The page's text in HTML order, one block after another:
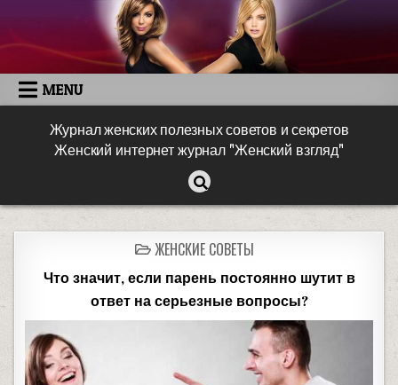
MENU
Журнал женских полезных советов и секретов
Женский интернет журнал "Женский взгляд"
ЖЕНСКИЕ СОВЕТЫ
Что значит, если парень постоянно шутит в
ответ на серьезные вопросы?